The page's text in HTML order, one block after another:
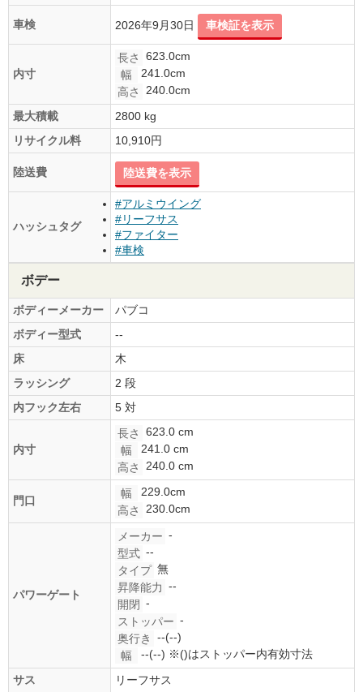
車検 2026年9月30日 車検証を表示
内寸
長さ
623.0cm
幅
241.0cm
高さ
240.0cm
最大積載
2800 kg
リサイクル料
10,910円
陸送費 陸送費を表示
ハッシュタグ
#アルミウイング
#リーフサス
#ファイター
#車検
ボデー
ボディーメーカー
パブコ
ボディー型式
--
床
木
ラッシング
2 段
内フック左右
5 対
内寸
長さ
623.0 cm
幅
241.0 cm
高さ
240.0 cm
門口
幅
229.0cm
高さ
230.0cm
パワーゲート
メーカー -
型式 --
タイプ 無
昇降能力 --
開閉 -
ストッパー -
奥行き
--(--)
幅
--(--) ※()はストッパー内有効寸法
サス
リーフサス